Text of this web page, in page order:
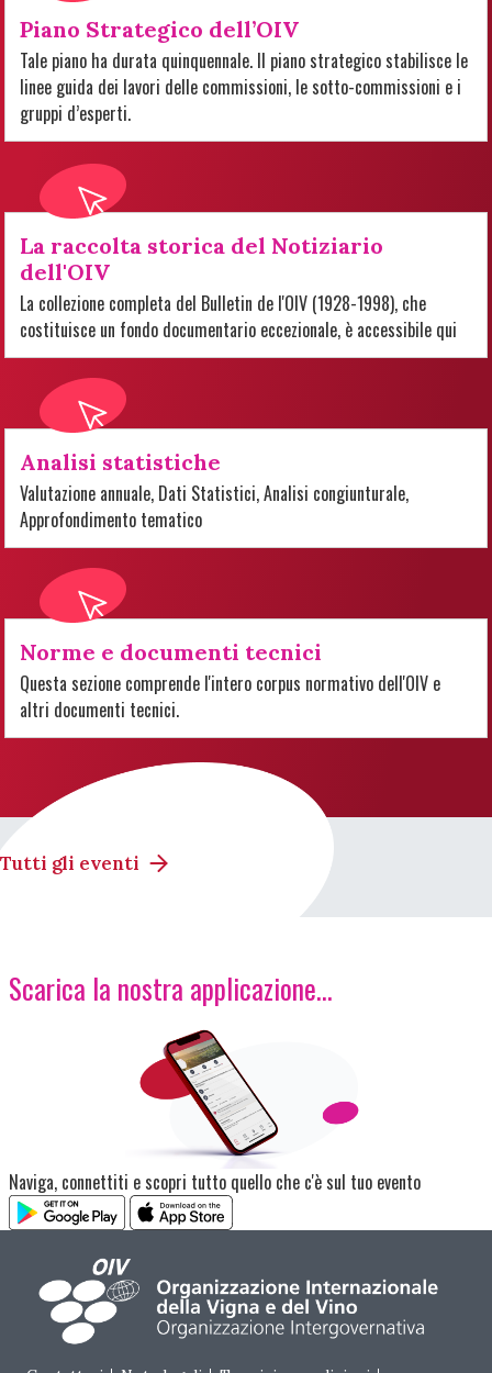
Piano Strategico dell’OIV
Tale piano ha durata quinquennale. Il piano strategico stabilisce le
linee guida dei lavori delle commissioni, le sotto-commissioni e i
gruppi d’esperti.
La raccolta storica del Notiziario
dell'OIV
La collezione completa del Bulletin de l'OIV (1928-1998), che
costituisce un fondo documentario eccezionale, è accessibile qui
Analisi statistiche
Valutazione annuale, Dati Statistici, Analisi congiunturale,
Approfondimento tematico
Norme e documenti tecnici
Questa sezione comprende l'intero corpus normativo dell'OIV e
altri documenti tecnici.
Tutti gli eventi
Scarica la nostra applicazione...
Immagine
Naviga, connettiti e scopri tutto quello che c'è sul tuo evento